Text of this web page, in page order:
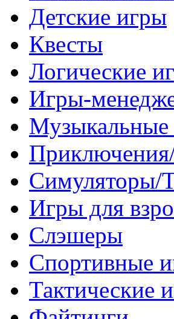
Детские игры
Квесты
Логические
Игры-
Симуляторы/
Игры для
Слэшеры
Спортивные
Тактические